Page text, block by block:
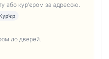
або кур'єром за адресою.
до дверей.